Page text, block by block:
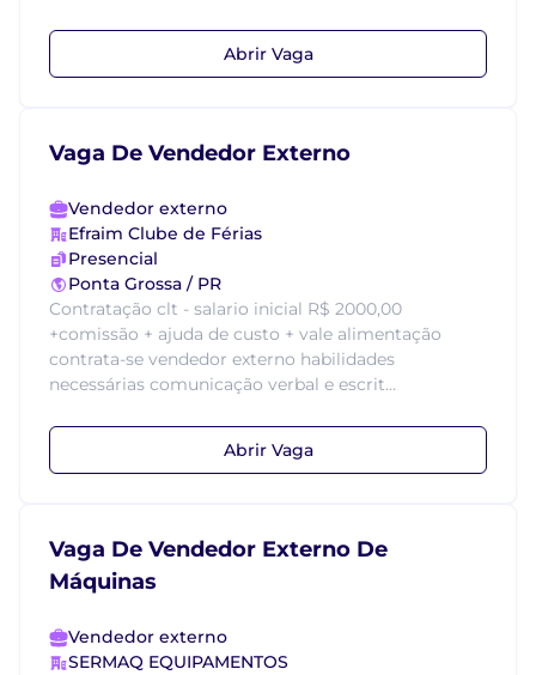
Abrir Vaga
Vaga De Vendedor Externo
Vendedor externo
Efraim Clube de Férias
Presencial
Ponta Grossa / PR
Contratação clt - salario inicial R$ 2000,00
+comissão + ajuda de custo + vale alimentação
contrata-se vendedor externo habilidades
necessárias comunicação verbal e escrit...
Abrir Vaga
Vaga De Vendedor Externo De
Máquinas
Vendedor externo
SERMAQ EQUIPAMENTOS